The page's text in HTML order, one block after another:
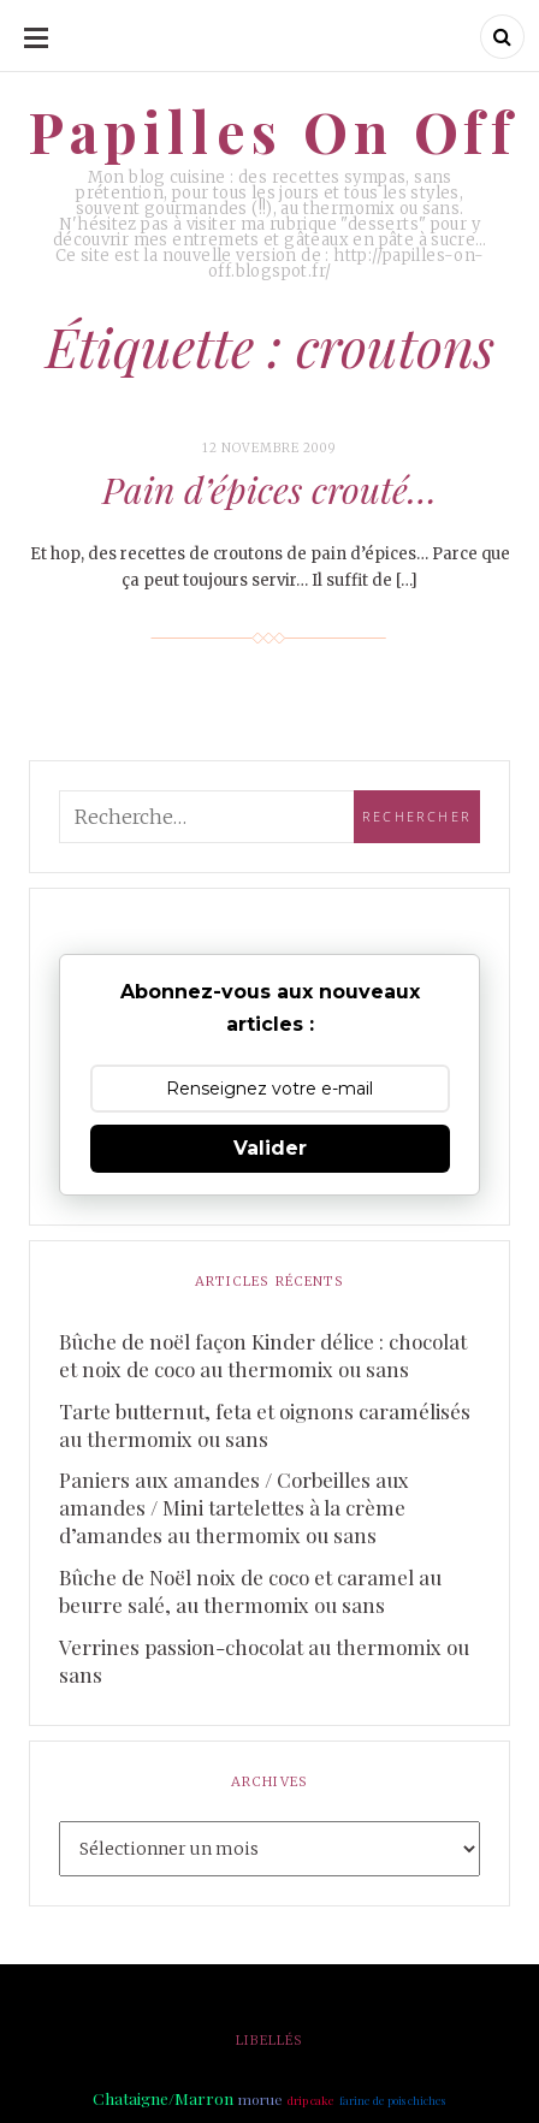
ALLER
CONTENU
Papilles On Off
Mon blog cuisine : des recettes sympas, sans
prétention, pour tous les jours et tous les styles,
souvent gourmandes (!!), au thermomix ou sans.
N'hésitez pas à visiter ma rubrique "desserts" pour y
découvrir mes entremets et gâteaux en pâte à sucre…
Ce site est la nouvelle version de : http://papilles-on-
off.blogspot.fr/
Papilles On Off
Étiquette : croutons
12 NOVEMBRE 2009
Pain d’épices crouté…
Et hop, des recettes de croutons de pain d’épices… Parce que
ça peut toujours servir… Il suffit de […]
Abonnez-vous aux nouveaux
articles :
Valider
ARTICLES RÉCENTS
Bûche de noël façon Kinder délice : chocolat
et noix de coco au thermomix ou sans
Tarte butternut, feta et oignons caramélisés
au thermomix ou sans
Paniers aux amandes / Corbeilles aux
amandes / Mini tartelettes à la crème
d’amandes au thermomix ou sans
Bûche de Noël noix de coco et caramel au
beurre salé, au thermomix ou sans
Verrines passion-chocolat au thermomix ou
sans
ARCHIVES
LIBELLÉS
Chataigne/Marron morue drip cake farine de pois chiches